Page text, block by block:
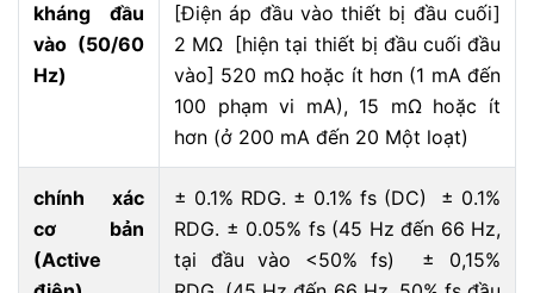
kháng đầu
vào (50/60
Hz)
[Điện áp đầu vào thiết bị đầu cuối]
2 MΩ [hiện tại thiết bị đầu cuối đầu
vào] 520 mΩ hoặc ít hơn (1 mA đến
100 phạm vi mA), 15 mΩ hoặc ít
hơn (ở 200 mA đến 20 Một loạt)
chính xác
cơ bản
(Active
± 0.1% RDG. ± 0.1% fs (DC) ± 0.1%
RDG. ± 0.05% fs (45 Hz đến 66 Hz,
tại đầu vào <50% fs) ± 0,15%